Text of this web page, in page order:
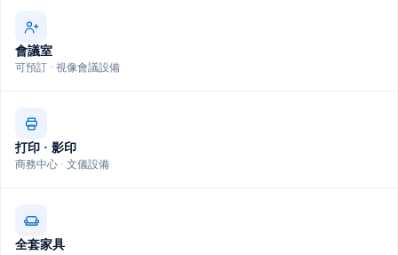
會議室
可預訂 · 視像會議設備
打印 · 影印
商務中心 · 文儀設備
全套家具